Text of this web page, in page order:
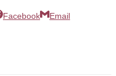
Facebook
Email